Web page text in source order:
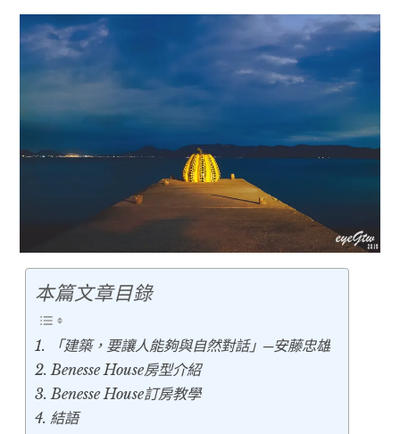
日本景點
child
menu
秘魯旅遊
child
menu
child
menu
child
menu
child
menu
法國旅遊 child
menu
child
menu
child
menu
國內旅遊 child
menu
child
menu
child
menu
本篇文章目錄
「建築，要讓人能夠與自然對話」─安藤忠雄
Benesse House房型介紹
Benesse House訂房教學
結語